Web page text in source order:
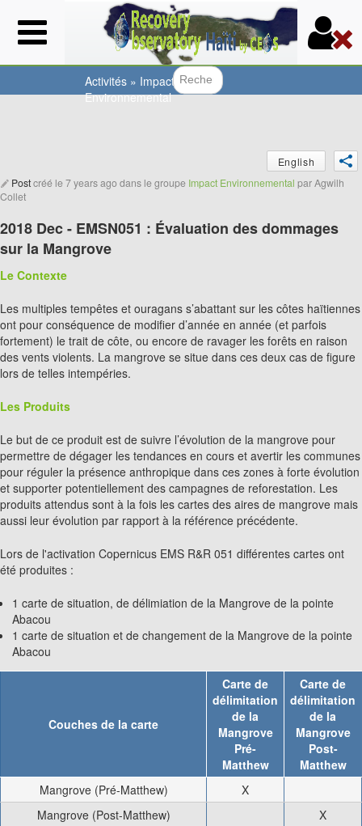
Aller
au
contenu
principal
êtes
ici
Activités » Impact
Environnemental
English
Postcréé le7 years ago dans le groupe Impact Environnemental parAgwilh
Collet
2018 Dec - EMSN051 : Évaluation des dommages
sur la Mangrove
Le Contexte
Les multiples tempêtes et ouragans s’abattant sur les côtes haïtiennes
ont pour conséquence de modifier d’année en année (et parfois
fortement) le trait de côte, ou encore de ravager les forêts en raison
des vents violents. La mangrove se situe dans ces deux cas de figure
lors de telles intempéries.
Les Produits
Le but de ce produit est de suivre l’évolution de la mangrove pour
permettre de dégager les tendances en cours et avertir les communes
pour réguler la présence anthropique dans ces zones à forte évolution
et supporter potentiellement des campagnes de reforestation. Les
produits attendus sont à la fois les cartes des aires de mangrove mais
aussi leur évolution par rapport à la référence précédente.
Lors de l'activation Copernicus EMS R&R 051 différentes cartes ont
été produites :
1 carte de situation, de délimiation de la Mangrove de la pointe
Abacou
1 carte de situation et de changement de la Mangrove de la pointe
Abacou
Couches de la carte
Carte de
délimitation
de la
Mangrove
Pré-
Matthew
Carte de
délimitation
de la
Mangrove
Post-
Matthew
Mangrove (Pré-Matthew)
X
Mangrove (Post-Matthew)
X